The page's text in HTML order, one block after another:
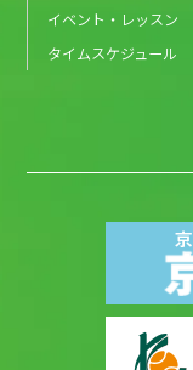
イベント・レッスン
タイムスケジュール